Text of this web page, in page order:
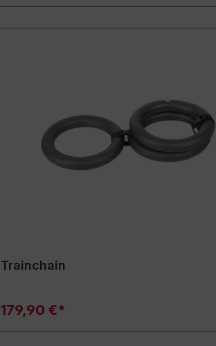
Trainchain
179,90 €*